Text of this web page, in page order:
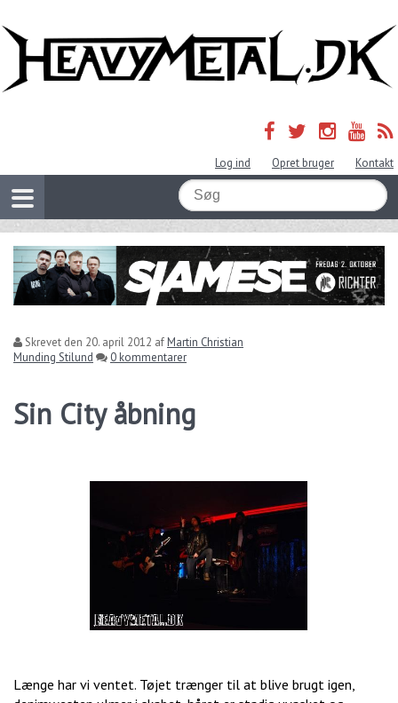
Log ind Opret bruger Kontakt
Skrevet den 20. april 2012 afMartin Christian
Munding Stilund
0 kommentarer
Sin City åbning
Længe har vi ventet. Tøjet trænger til at blive brugt igen,